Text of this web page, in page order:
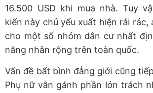
16.500 USD khi mua nhà. Tuy
kiến này chủ yếu xuất hiện rải rác,
cho một số nhóm dân cư nhất
năng nhân rộng trên toàn quốc.
Vấn đề bất bình đẳng giới cũng
Phụ nữ vẫn gánh phần lớn trách